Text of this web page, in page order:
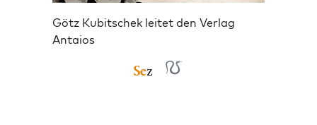
Götz Kubitschek leitet den Verlag
Antaios